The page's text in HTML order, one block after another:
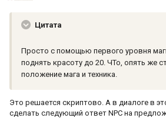
Цитата
Просто с помощью первого уровня
поднять красоту до 20. ЧТо, опять же
положение мага и техника.
Это решается скриптово. А в диалоге в
сделать следующий ответ NPC на